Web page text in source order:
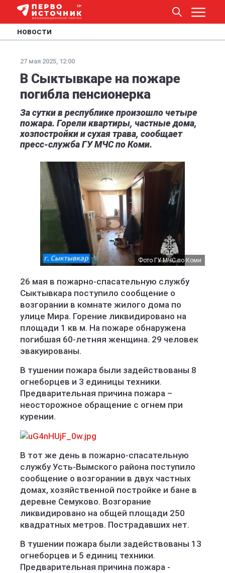
НОВОСТИ
27 мая 2025, 12:00
В Сыктывкаре на пожаре
погибла пенсионерка
За сутки в республике произошло четыре
пожара. Горели квартиры, частные дома,
хозпостройки и сухая трава, сообщает
пресс-служба ГУ МЧС по Коми.
Фото ГУ МЧС по Коми
26 мая в пожарно-спасательную службу
Сыктывкара поступило сообщение о
возгорании в комнате жилого дома по
улице Мира. Горение ликвидировано на
площади 1 кв м. На пожаре обнаружена
погибшая 60-летняя женщина. 29 человек
эвакуированы.
В тушении пожара были задействованы 8
огнеборцев и 3 единицы техники.
Предварительная причина пожара –
неосторожное обращение с огнем при
курении.
В тот же день в пожарно-спасательную
службу Усть-Вымского района поступило
сообщение о возгорании в двух частных
домах, хозяйственной постройке и бане в
деревне Семуково. Возгорание
ликвидировано на общей площади 250
квадратных метров. Пострадавших нет.
В тушении пожара были задействованы 13
огнеборцев и 5 единиц техники.
Предварительная причина пожара -